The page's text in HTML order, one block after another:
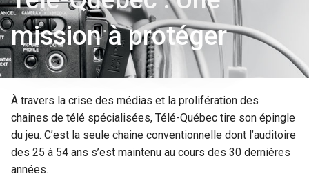
mission à protéger
À travers la crise des médias et la prolifération des
chaines de télé spécialisées, Télé-Québec tire son épingle
du jeu. C’est la seule chaine conventionnelle dont l’auditoire
des 25 à 54 ans s’est maintenu au cours des 30 dernières
années.